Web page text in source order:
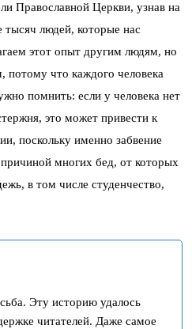
Православной Церкви, узнав на
людей, которые нас
этот опыт другим людям, но
потому что каждого человека
помнить: если у человека нет
это может привести к
поскольку именно забвение
многих бед, от которых
в том числе студенчество,
Эту историю удалось
читателей. Даже самое